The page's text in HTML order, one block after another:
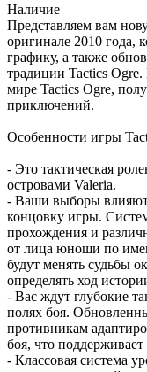
Наличие
Представляем вам
оригинале 2010 года,
графику, а также
традиции Tactics
мире Tactics Ogre,
приключений.
Особенности игры
- Это тактическая
островами Valeria.
- Ваши выборы влияют
концовку игры.
прохождения и
от лица юноши по
будут менять судьбы
определять ход
- Вас ждут глубокие
полях боя.
противникам
боя, что
- Классовая система